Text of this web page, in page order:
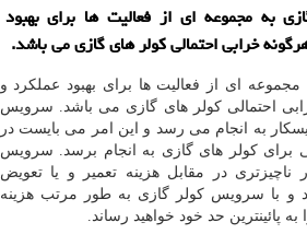
به مجموعه ای از فعالیت ها برای بهبود
خرابی احتمالی كولر های گازی می باشد.
ای از فعالیت ها برای بهبود عملکرد و
احتمالی کولر های گازی می باشد. سرویس
به انجام می رسد و این امر می بایست در
کولر های گازی به انجام برسد. سرویس
ناچیزتری در مقابل هزینه تعمیر و یا تعویض
و با سرویس کولر گازی به طور مرتب هزینه
پائینترین حد خود خواهید رساند.